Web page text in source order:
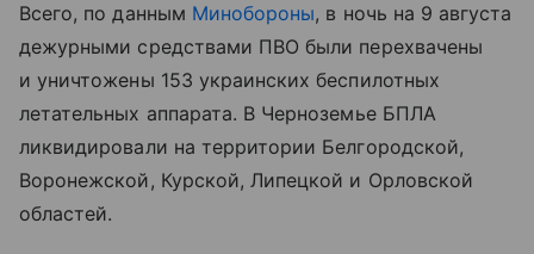
Всего, по данным Минобороны, в ночь на 9 августа
дежурными средствами ПВО были перехвачены
и уничтожены 153 украинских беспилотных
летательных аппарата. В Черноземье БПЛА
ликвидировали на территории Белгородской,
Воронежской, Курской, Липецкой и Орловской
областей.